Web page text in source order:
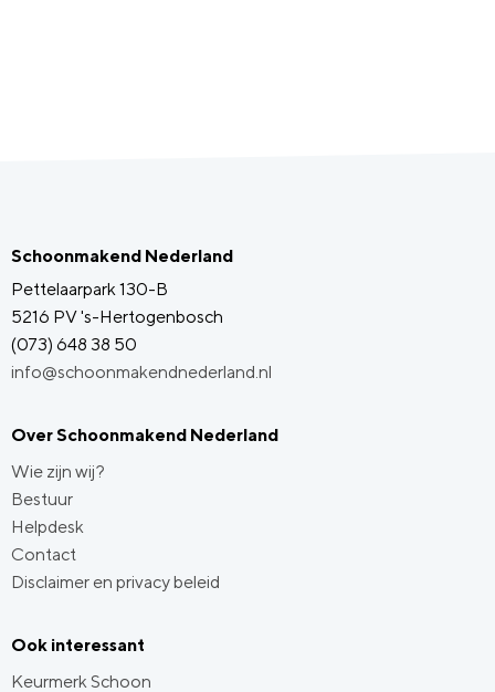
Schoonmakend Nederland
Pettelaarpark 130-B
5216 PV 's-Hertogenbosch
(073) 648 38 50
info@schoonmakendnederland.nl
Over Schoonmakend Nederland
Wie zijn wij?
Bestuur
Helpdesk
Contact
Disclaimer en privacy beleid
Ook interessant
Keurmerk Schoon